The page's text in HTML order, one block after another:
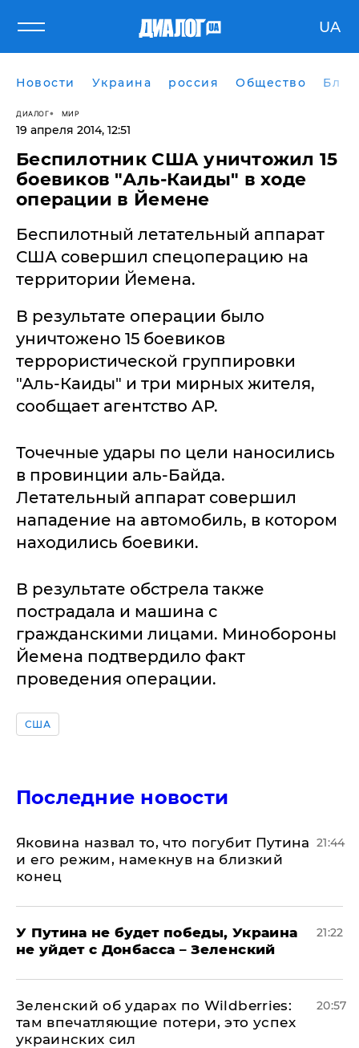
UA
Новости Украина россия Общество
ДИАЛОГ МИР
19 апреля 2014, 12:51
Беспилотник США уничтожил 15
боевиков "Аль-Каиды" в ходе
операции в Йемене
Беспилотный летательный аппарат
США совершил спецоперацию на
территории Йемена.
В результате операции было
уничтожено 15 боевиков
террористической группировки
"Аль-Каиды" и три мирных жителя,
сообщает агентство AP.
Точечные удары по цели наносились
в провинции аль-Байда.
Летательный аппарат совершил
нападение на автомобиль, в котором
находились боевики.
В результате обстрела также
пострадала и машина с
гражданскими лицами. Минобороны
Йемена подтвердило факт
проведения операции.
США
Последние новости
Яковина назвал то, что погубит Путина
и его режим, намекнув на близкий
конец
21:44
У Путина не будет победы, Украина
не уйдет с Донбасса – Зеленский
21:22
Зеленский об ударах по Wildberries:
там впечатляющие потери, это успех
украинских сил
20:57